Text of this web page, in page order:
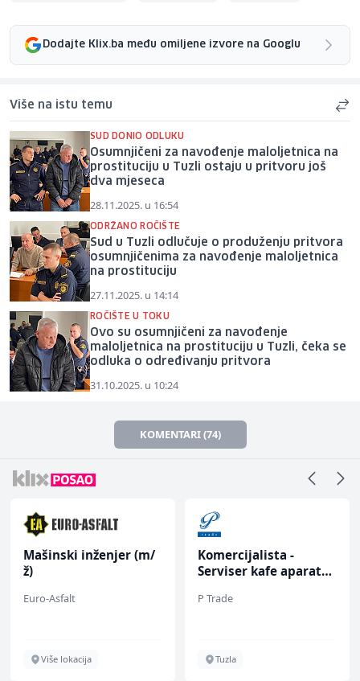
Dodajte Klix.ba među omiljene izvore na Googlu
Više na istu temu
SUD DONIO ODLUKU
Osumnjičeni za navođenje maloljetnica na
prostituciju u Tuzli ostaju u pritvoru još
dva mjeseca
28.11.2025. u 16:54
ODRŽANO ROČIŠTE
Sud u Tuzli odlučuje o produženju pritvora
osumnjičenima za navođenje maloljetnica
na prostituciju
27.11.2025. u 14:14
ROČIŠTE U TOKU
Ovo su osumnjičeni za navođenje
maloljetnica na prostituciju u Tuzli, čeka se
odluka o određivanju pritvora
31.10.2025. u 10:24
KOMENTARI (74)
Mašinski inženjer (m/
ž)
Euro-Asfalt
Više lokacija
Komercijalista -
Serviser kafe aparata
P Trade
Tuzla